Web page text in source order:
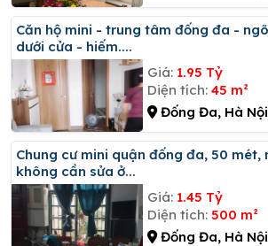
Căn hộ mini - trung tâm đống đa - ngõ thông - ô tô đỗ
dưới cửa - hiếm....
Giá: 1.95 Tỷ
Diện tích: 45 m²
Đống Đa, Hà Nội
Chung cư mini quận đống đa, 50 mét, nhà ở giữ gìn,
không cần sửa ở...
Giá: 1.45 Tỷ
Diện tích: 500 m²
Đống Đa, Hà Nội